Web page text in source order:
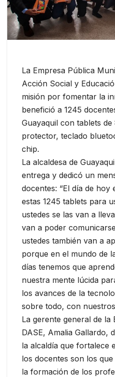
La Empresa Pública
Acción Social y
misión por fomentar la
benefició a 1245
Guayaquil con tablets
protector, teclado
chip.
La alcaldesa de
entrega y dedicó un
docentes: “El día de hoy
estas 1245 tablets para
ustedes se las van a
van a poder
ustedes también van a
porque en el mundo de
días tenemos que
nuestra mente lúcida
los avances de la
sobre todo, con
La gerente general de la
DASE, Amalia Gallardo,
la alcaldía que fortalece
los docentes son los
la formación de los